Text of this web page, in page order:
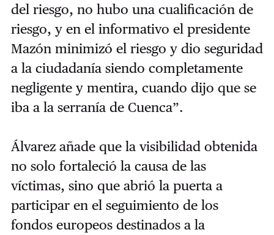
del riesgo, no hubo una cualificación de
riesgo, y en el informativo el presidente
Mazón minimizó el riesgo y dio seguridad
a la ciudadanía siendo completamente
negligente y mentira, cuando dijo que se
iba a la serranía de Cuenca”.
Álvarez añade que la visibilidad obtenida
no solo fortaleció la causa de las
víctimas, sino que abrió la puerta a
participar en el seguimiento de los
fondos europeos destinados a la